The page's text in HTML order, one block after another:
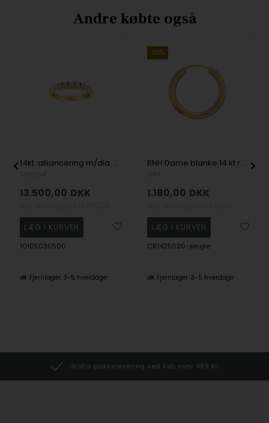
Andre købte også
14kt. alliancering m/dia. 5 x 0,05 W/SI, fra Siersbøl
13.500,00 DKK
10105030500
Fjernlager, 3-5 hverdage
20%
BNH Dame blanke 14 kt rødguld Øre creol, Ø 20 mm x 2,5 mm (KUN 1 stk.)
1.180,00 DKK
CR1425020-single
Fjernlager, 3-5 hverdage
Gratis pakkelevering ved køb over 499 kr.